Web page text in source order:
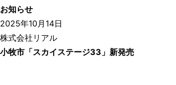
お知らせ
2025年10月14日
株式会社リアル
小牧市「スカイステージ33」新発売